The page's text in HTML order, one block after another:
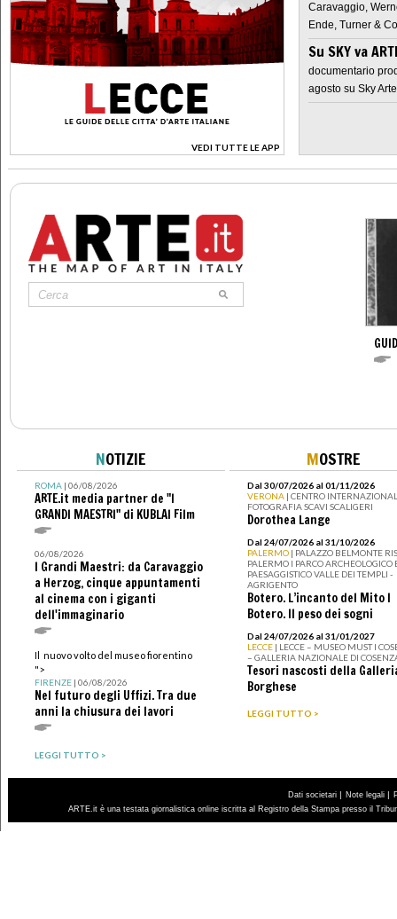
VEDI TUTTE LE APP
>
Caravaggio,
Ende, Turner &
Su SKY va
documentario
agosto su Sky Arte
NOTIZIE
ROMA| 06/08/2026
ARTE.it media partner de "I
GRANDI MAESTRI" di KUBLAI Film
06/08/2026
I Grandi Maestri: da Caravaggio
a Herzog, cinque appuntamenti
al cinema con i giganti
dell'immaginario
Il nuovo volto del museo fiorentino
">
FIRENZE| 06/08/2026
Nel futuro degli Uffizi. Tra due
anni la chiusura dei lavori
LEGGI TUTTO >
MOSTRE
Dal 30/07/2026 al 01/11/2026
VERONA | CENTRO
FOTOGRAFIA SCAVI SCALIGERI
Dorothea Lange
Dal 24/07/2026 al 31/10/2026
PALERMO | PALAZZO BELMONTE
PALERMO I PARCO ARCHEOLOGICO
PAESAGGISTICO VALLE DEI TEMPLI -
AGRIGENTO
Botero. L’incanto del Mito I
Botero. Il peso dei sogni
Dal 24/07/2026 al 31/01/2027
LECCE | LECCE – MUSEO MUST I
– GALLERIA NAZIONALE DI
Tesori nascosti della
Borghese
LEGGI TUTTO >
Dati societari | Note legali |
ARTE.it è una testata giornalistica online iscritta al Registro della Stampa presso il